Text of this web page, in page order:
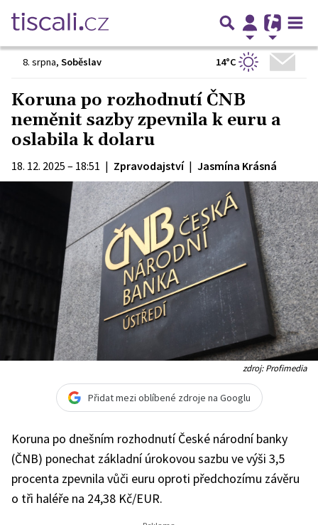
8. srpna, Soběslav 14°C
Koruna po rozhodnutí ČNB
neměnit sazby zpevnila k euru a
oslabila k dolaru
18. 12. 2025 – 18:51 | Zpravodajství | Jasmína Krásná
zdroj: Profimedia
Přidat mezi oblíbené zdroje na Googlu
Koruna po dnešním rozhodnutí České národní banky
(ČNB) ponechat základní úrokovou sazbu ve výši 3,5
procenta zpevnila vůči euru oproti předchozímu závěru
o tři haléře na 24,38 Kč/EUR.